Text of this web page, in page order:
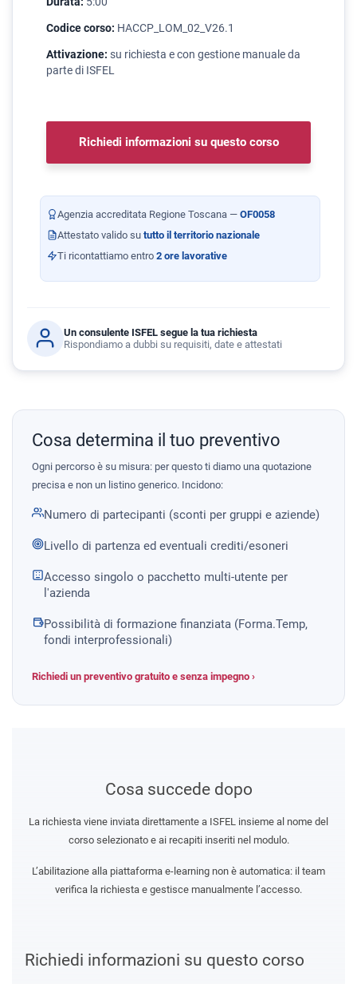
Codice corso: HACCP_LOM_02_V26.1
Attivazione: su richiesta e con gestione manuale da
parte di ISFEL
Richiedi informazioni su questo corso
Agenzia accreditata Regione Toscana — OF0058
Attestato valido su tutto il territorio nazionale
Ti ricontattiamo entro 2 ore lavorative
Un consulente ISFEL segue la tua richiesta
Rispondiamo a dubbi su requisiti, date e attestati
Cosa determina il tuo preventivo
Ogni percorso è su misura: per questo ti diamo una quotazione
precisa e non un listino generico. Incidono:
Numero di partecipanti (sconti per gruppi e aziende)
Livello di partenza ed eventuali crediti/esoneri
Accesso singolo o pacchetto multi-utente per
l'azienda
Possibilità di formazione finanziata (Forma.Temp,
fondi interprofessionali)
Richiedi un preventivo gratuito e senza impegno ›
Richiedi informazioni su questo corso
Cosa succede dopo
La richiesta viene inviata direttamente a ISFEL insieme al nome del
corso selezionato e ai recapiti inseriti nel modulo.
L’abilitazione alla piattaforma e-learning non è automatica: il team
verifica la richiesta e gestisce manualmente l’accesso.